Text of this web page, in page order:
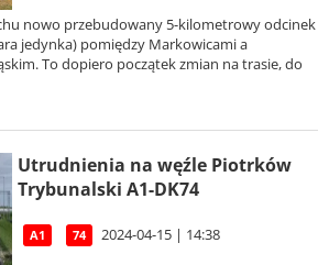
nowo przebudowany 5-kilometrowy odcinek
jedynka) pomiędzy Markowicami a
To dopiero początek zmian na trasie, do
Utrudnienia na węźle Piotrków
Trybunalski A1-DK74
A1 74 2024-04-15 | 14:38